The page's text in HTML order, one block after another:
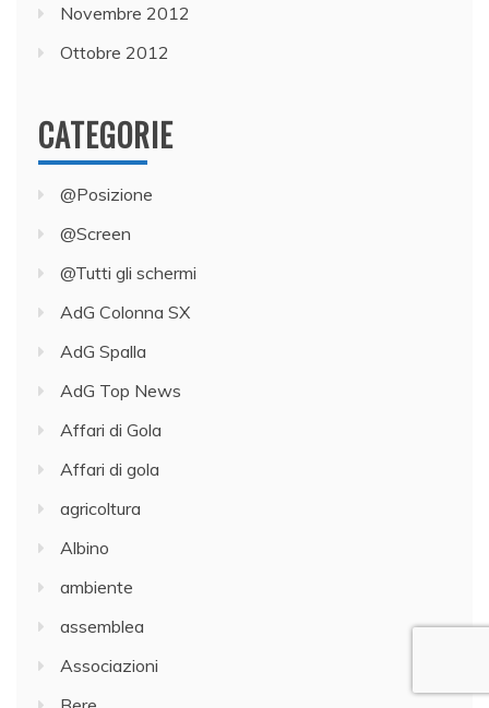
Novembre 2012
Ottobre 2012
CATEGORIE
@Posizione
@Screen
@Tutti gli schermi
AdG Colonna SX
AdG Spalla
AdG Top News
Affari di Gola
Affari di gola
agricoltura
Albino
ambiente
assemblea
Associazioni